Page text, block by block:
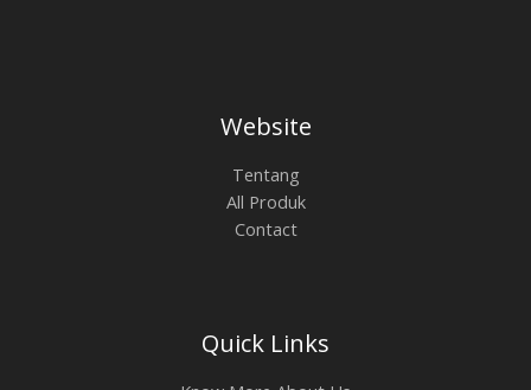
Website
Tentang
All Produk
Contact
Quick Links